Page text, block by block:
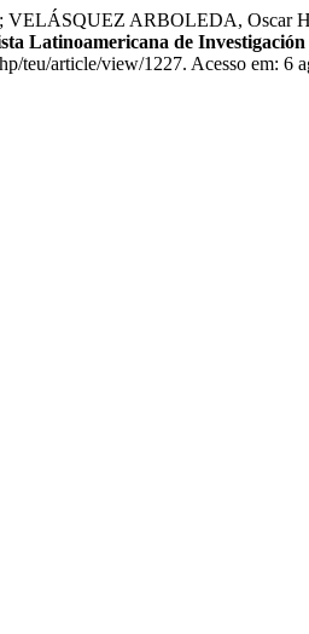
ARBOLEDA, Oscar
Latinoamericana de
teu/article/view/1227. Acesso em: 6